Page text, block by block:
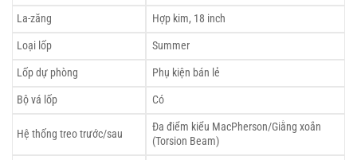
La-zăng
Hợp kim, 18 inch
Loại lốp
Summer
Lốp dự phòng
Phụ kiện bán lẻ
Bộ vá lốp
Có
Hệ thống treo trước/sau
Đa điểm kiểu MacPherson/Giằng xoắn
(Torsion Beam)